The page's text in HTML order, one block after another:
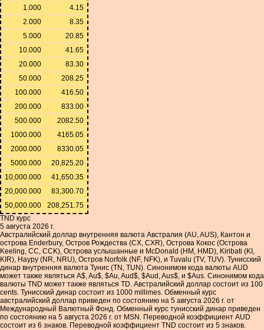
1.000
4.15
2.000
8.35
5.000
20.85
10.000
41.65
20.000
83.30
50.000
208.25
100.000
416.50
200.000
833.00
500.000
2082.50
1000.000
4165.05
2000.000
8330.05
5000.000
20,825.20
10,000.000
41,650.35
20,000.000
83,300.70
50,000.000
208,251.75
TND курс
5 августа 2026 г.
Австралийский доллар внутренняя валюта Австралия (AU, AUS), Кантон и
острова Enderbury, Остров Рождества (CX, CXR), Острова Кокос (Острова
Keeling, CC, CCK), Острова услышанные и McDonald (HM, HMD), Kiribati (KI,
KIR), Науру (NR, NRU), Остров Norfolk (NF, NFK), и Tuvalu (TV, TUV). Тунисский
динар внутренняя валюта Тунис (TN, TUN). Синонимом кода валюты AUD
может также являться A$, Au$, $Au, Aud$, $Aud, Aus$, и $Aus. Синонимом кода
валюты TND может также являться TD. Австралийский доллар состоит из 100
cents. Тунисский динар состоит из 1000 millimes. Обменный курс
австралийский доллар приведен по состоянию на 5 августа 2026 г. от
Международный Валютный Фонд. Обменный курс тунисский динар приведен
по состоянию на 5 августа 2026 г. от MSN. Переводной коэффициент AUD
состоит из 6 знаков. Переводной коэффициент TND состоит из 5 знаков.